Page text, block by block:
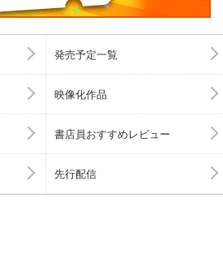
発売予定一覧
映像化作品
書店員おすすめレビュー
先行配信